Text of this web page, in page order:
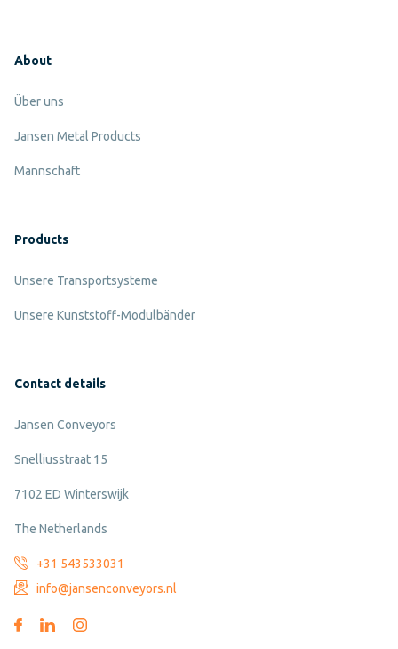
About
Über uns
Jansen Metal Products
Mannschaft
Products
Unsere Transportsysteme
Unsere Kunststoff-Modulbänder
Contact details
Jansen Conveyors
Snelliusstraat 15
7102 ED Winterswijk
The Netherlands
+31 543533031
info@jansenconveyors.nl